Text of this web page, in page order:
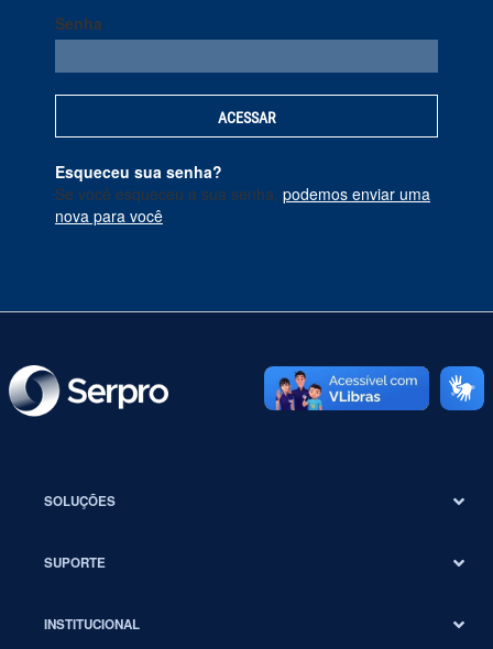
Senha
Esqueceu sua senha?
Se você esqueceu a sua senha, podemos enviar uma
nova para você
SOLUÇÕES
SUPORTE
INSTITUCIONAL